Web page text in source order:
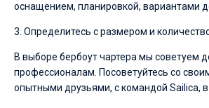
оснащением, планировкой, вариантами
3. Определитесь с размером и
В выборе бербоут чартера мы советуем
профессионалам. Посоветуйтесь со
опытными друзьями, с командой Sailica, в